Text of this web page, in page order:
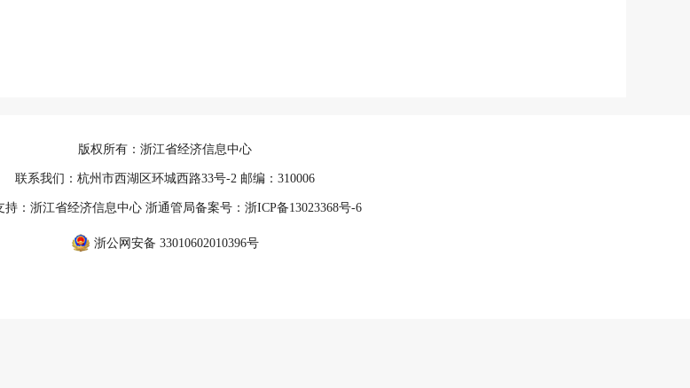
版权所有：浙江省经济信息中心
联系我们：杭州市西湖区环城西路33号-2 邮编：310006
持：浙江省经济信息中心 浙通管局备案号： 浙ICP备13023368号-6
浙公网安备 33010602010396号